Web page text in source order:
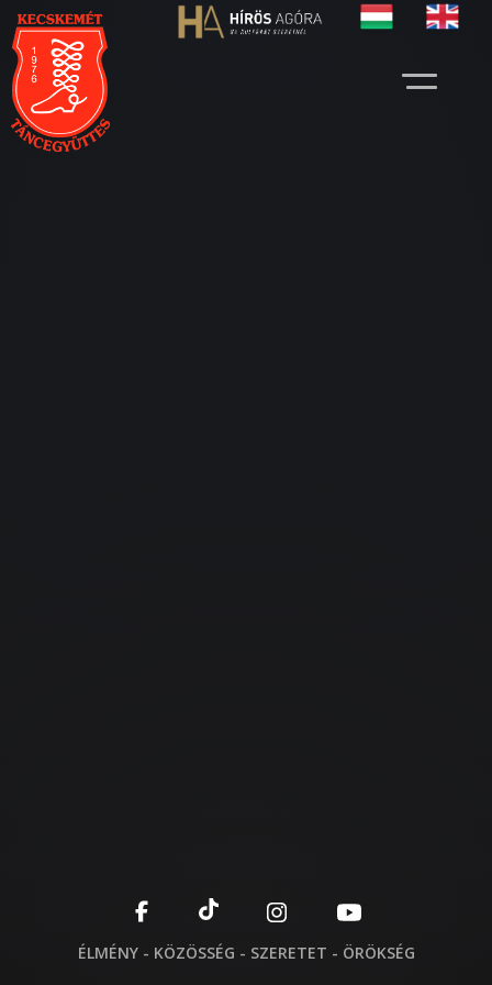
ÉLMÉNY - KÖZÖSSÉG - SZERETET - ÖRÖKSÉG